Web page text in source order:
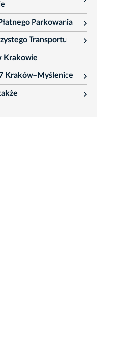
Parkowania
Transportu
Krakowie
Kraków–Myślenice